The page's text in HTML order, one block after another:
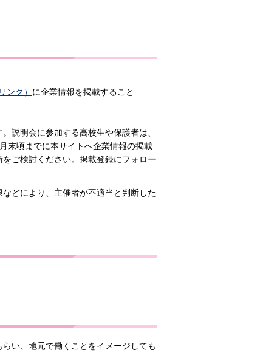
ンク） に企業情報を掲載すること
説明会に参加する高校生や保護者は、
末頃までに本サイトへ企業情報の掲載
ご検討ください。掲載登録にフォロー
どにより、主催者が不適当と判断した
い、地元で働くことをイメージしても